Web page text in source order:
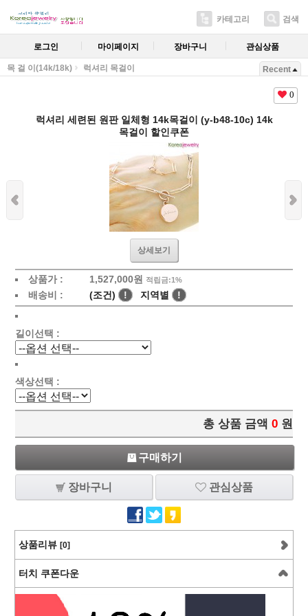
카테고리 검색
로그인 마이페이지 장바구니 관심상품
목 걸 이(14k/18k) 럭셔리 목걸이 Recent
0
럭셔리 세련된 원판 일체형 14k목걸이 (y-b48-10c) 14k
목걸이 할인쿠폰
상세보기
상품가 : 1,527,000원 적립금:1%
배송비 : (조건) ! 지역별 !
길이선택 :
색상선택 :
총 상품 금액 0 원
구매하기
장바구니 관심상품
상품리뷰 [0]
터치 쿠폰다운